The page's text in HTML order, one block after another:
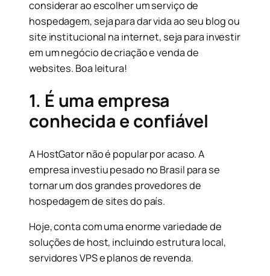
considerar ao escolher um serviço de
hospedagem, seja para dar vida ao seu blog ou
site institucional na internet, seja para investir
em um negócio de criação e venda de
websites. Boa leitura!
1. É uma empresa
conhecida e confiável
A HostGator não é popular por acaso. A
empresa investiu pesado no Brasil para se
tornar um dos grandes provedores de
hospedagem de sites do país.
Hoje, conta com uma enorme variedade de
soluções de host, incluindo estrutura local,
servidores VPS e planos de revenda.